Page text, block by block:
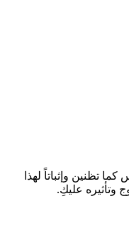
تظنين وإثباتاً لهذا
وتأثيره عليكِ.